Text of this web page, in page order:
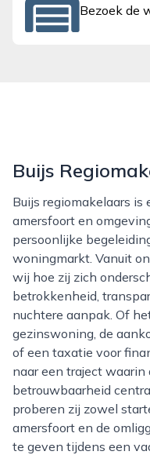
Bezoek de
Buijs
Buijs regiomakelaars is een gevestigde naam in
amersfoort en
persoonlijke
woningmarkt. Vanuit
wij hoe zij zich
betrokkenheid,
nuchtere aanpak. Of
gezinswoning, de
of een taxatie voor
naar een traject waarin
betrouwbaarheid
proberen zij zowel
amersfoort en de
te geven tijdens een